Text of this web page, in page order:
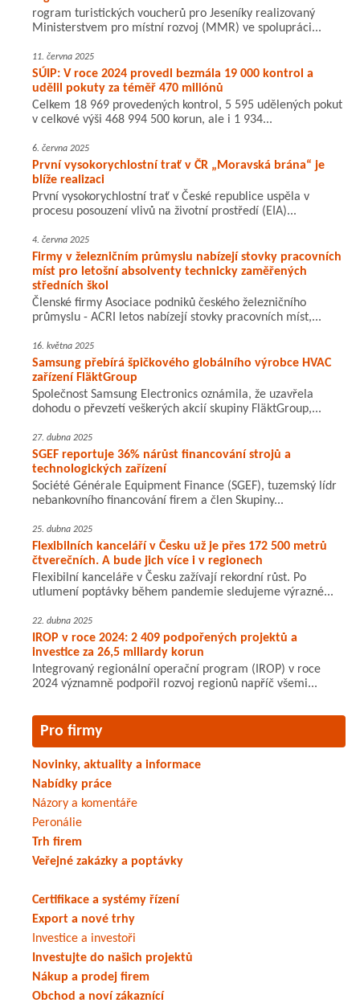
rogram turistických voucherů pro Jeseníky realizovaný
Ministerstvem pro místní rozvoj (MMR) ve spolupráci...
11. června 2025
SÚIP: V roce 2024 provedl bezmála 19 000 kontrol a
udělil pokuty za téměř 470 miliónů
Celkem 18 969 provedených kontrol, 5 595 udělených pokut
v celkové výši 468 994 500 korun, ale i 1 934...
6. června 2025
První vysokorychlostní trať v ČR „Moravská brána“ je
blíže realizaci
První vysokorychlostní trať v České republice uspěla v
procesu posouzení vlivů na životní prostředí (EIA)...
4. června 2025
Firmy v železničním průmyslu nabízejí stovky pracovních
míst pro letošní absolventy technicky zaměřených
středních škol
Členské firmy Asociace podniků českého železničního
průmyslu - ACRI letos nabízejí stovky pracovních míst,...
16. května 2025
Samsung přebírá špičkového globálního výrobce HVAC
zařízení FläktGroup
Společnost Samsung Electronics oznámila, že uzavřela
dohodu o převzetí veškerých akcií skupiny FläktGroup,...
27. dubna 2025
SGEF reportuje 36% nárůst financování strojů a
technologických zařízení
Société Générale Equipment Finance (SGEF), tuzemský lídr
nebankovního financování firem a člen Skupiny...
25. dubna 2025
Flexibilních kanceláří v Česku už je přes 172 500 metrů
čtverečních. A bude jich více i v regionech
Flexibilní kanceláře v Česku zažívají rekordní růst. Po
utlumení poptávky během pandemie sledujeme výrazné...
22. dubna 2025
IROP v roce 2024: 2 409 podpořených projektů a
investice za 26,5 miliardy korun
Integrovaný regionální operační program (IROP) v roce
2024 významně podpořil rozvoj regionů napříč všemi...
Pro firmy
Novinky, aktuality a informace
Nabídky práce
Názory a komentáře
Peronálie
Trh firem
Veřejné zakázky a poptávky
Certifikace a systémy řízení
Export a nové trhy
Investice a investoři
Investujte do našich projektů
Nákup a prodej firem
Obchod a noví zákaznící